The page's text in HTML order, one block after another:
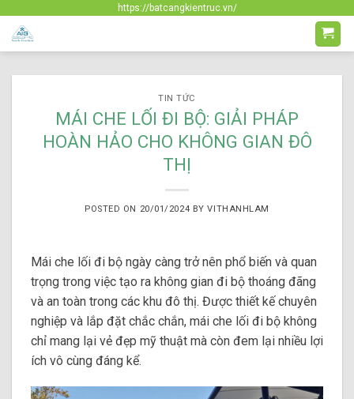
content
https://batcangkientruc.vn/
TIN TỨC
MÁI CHE LỐI ĐI BỘ: GIẢI PHÁP
HOÀN HẢO CHO KHÔNG GIAN ĐÔ
THỊ
POSTED ON 20/01/2024 BYVITHANHLAM
Mái che lối đi bộ ngày càng trở nên phổ biến và quan
trọng trong việc tạo ra không gian đi bộ thoáng đãng
và an toàn trong các khu đô thị. Được thiết kế chuyên
nghiệp và lắp đặt chắc chắn, mái che lối đi bộ không
chỉ mang lại vẻ đẹp mỹ thuật mà còn đem lại nhiều lợi
ích vô cùng đáng kể.